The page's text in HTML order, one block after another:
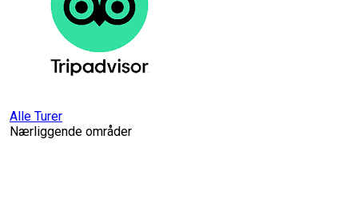
Alle Turer
Nærliggende områder